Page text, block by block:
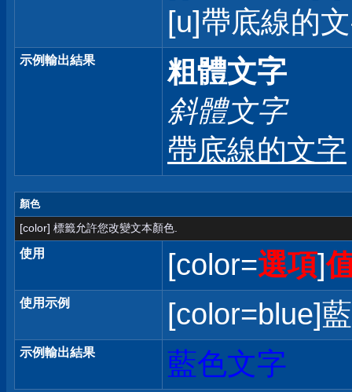
[u]帶底線的
示例輸出結果
粗體文字
斜體文字
帶底線的文字
顏色
[color] 標籤允許您改變文本顏色.
使用 [color=選項]
使用示例 [color=blue]
示例輸出結果 藍色文字